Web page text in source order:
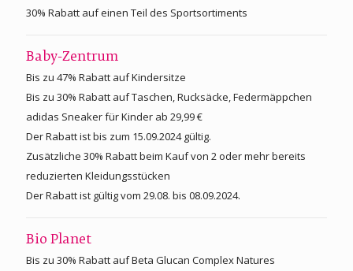
30% Rabatt auf einen Teil des Sportsortiments
Baby-Zentrum
Bis zu 47% Rabatt auf Kindersitze
Bis zu 30% Rabatt auf Taschen, Rucksäcke, Federmäppchen
adidas Sneaker für Kinder ab 29,99 €
Der Rabatt ist bis zum 15.09.2024 gültig.
Zusätzliche 30% Rabatt beim Kauf von 2 oder mehr bereits
reduzierten Kleidungsstücken
Der Rabatt ist gültig vom 29.08. bis 08.09.2024.
Bio Planet
Bis zu 30% Rabatt auf Beta Glucan Complex Natures